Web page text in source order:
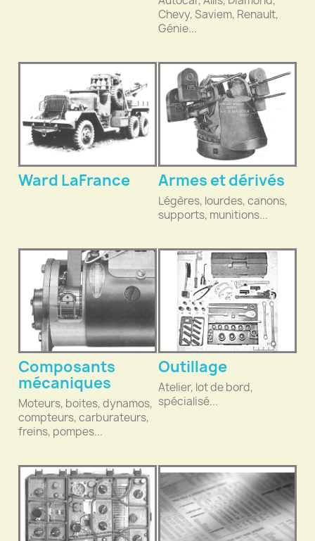
Chevy, Saviem, Renault,
Génie...
Ward LaFrance Armes et dérivés
Légères, lourdes, canons,
supports, munitions...
Composants
mécaniques
Moteurs, boites, dynamos,
compteurs, carburateurs,
freins, pompes...
Outillage
Atelier, lot de bord,
spécialisé...